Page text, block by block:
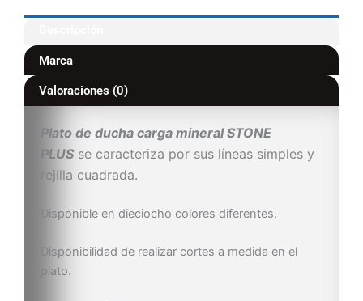
Marca
Valoraciones (0)
Plato de ducha carga mineral STONE
PLUS se caracteriza por sus líneas simples y
rejilla cuadrada.
Disponible en dieciocho colores diferentes.
Disponibilidad de realizar cortes a medida en el
plato.